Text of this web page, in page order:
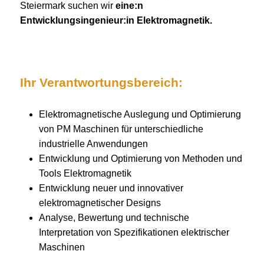
Steiermark suchen wir eine:n
Entwicklungsingenieur:in Elektromagnetik.
Ihr Verantwortungsbereich:
Elektromagnetische Auslegung und Optimierung
von PM Maschinen für unterschiedliche
industrielle Anwendungen
Entwicklung und Optimierung von Methoden und
Tools Elektromagnetik
Entwicklung neuer und innovativer
elektromagnetischer Designs
Analyse, Bewertung und technische
Interpretation von Spezifikationen elektrischer
Maschinen